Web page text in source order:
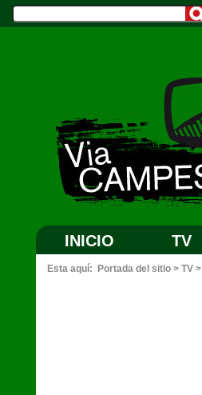
INICIO TV
Esta aquí: Portada del sitio > TV >